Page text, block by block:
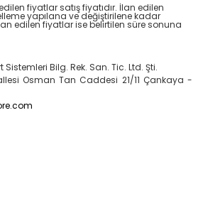
fiyatlar satış fiyatıdır. İlan edilen
yapılana ve değiştirilene kadar
edilen fiyatlar ise belirtilen süre sonuna
Bilg. Rek. San. Tic. Ltd. Şti.
Osman Tan Caddesi 21/11 Çankaya -